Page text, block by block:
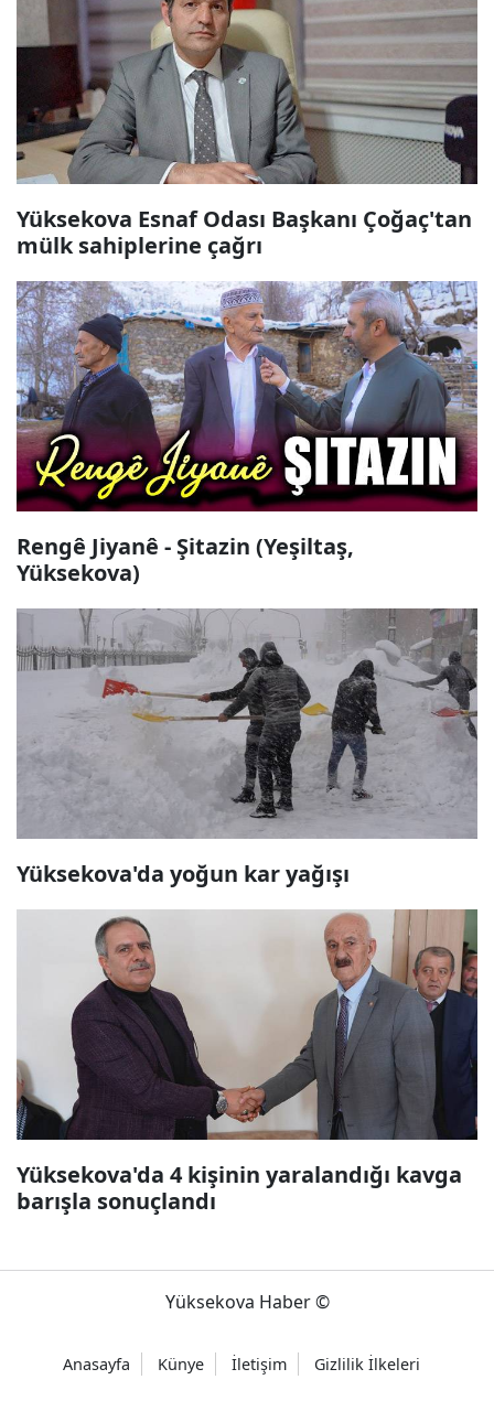
Yüksekova Esnaf Odası Başkanı Çoğaç'tan
mülk sahiplerine çağrı
Rengê Jiyanê - Şitazin (Yeşiltaş,
Yüksekova)
Yüksekova'da yoğun kar yağışı
Yüksekova'da 4 kişinin yaralandığı kavga
barışla sonuçlandı
Yüksekova Haber ©
Anasayfa Künye İletişim Gizlilik İlkeleri